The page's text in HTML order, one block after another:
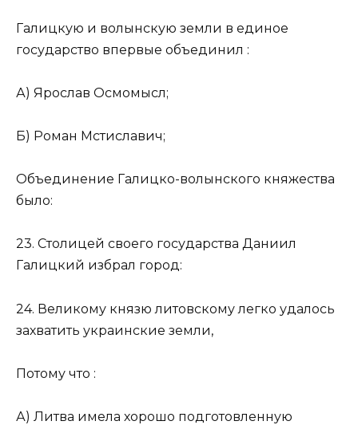
Галицкую и волынскую земли в единое
государство впервые объединил :
А) Ярослав Осмомысл;
Б) Роман Мстиславич;
Объединение Галицко-волынского княжества
было:
23. Столицей своего государства Даниил
Галицкий избрал город:
24. Великому князю литовскому легко удалось
захватить украинские земли,
Потому что :
А) Литва имела хорошо подготовленную